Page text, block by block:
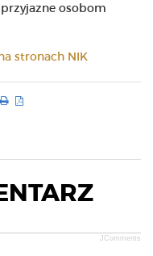
osobom
stronach NIK
JComments